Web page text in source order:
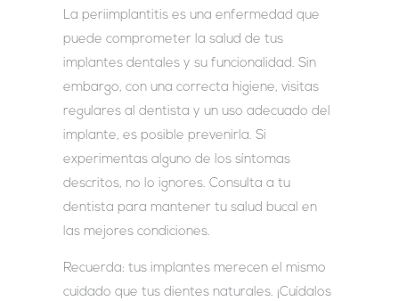
La periimplantitis es una enfermedad que
puede comprometer la salud de tus
implantes dentales y su funcionalidad. Sin
embargo, con una correcta higiene, visitas
regulares al dentista y un uso adecuado del
implante, es posible prevenirla. Si
experimentas alguno de los síntomas
descritos, no lo ignores. Consulta a tu
dentista para mantener tu salud bucal en
las mejores condiciones.
Recuerda: tus implantes merecen el mismo
cuidado que tus dientes naturales. ¡Cuídalos